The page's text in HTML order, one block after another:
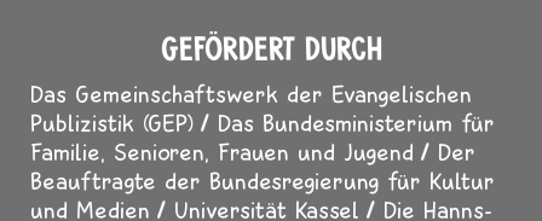
GEFÖRDERT DURCH
Das Gemeinschaftswerk der Evangelischen
Publizistik (GEP)
Das Bundesministerium für
Familie, Senioren, Frauen und Jugend
Der
Beauftragte der Bundesregierung für Kultur
und Medien
Universität Kassel
Die Hanns-